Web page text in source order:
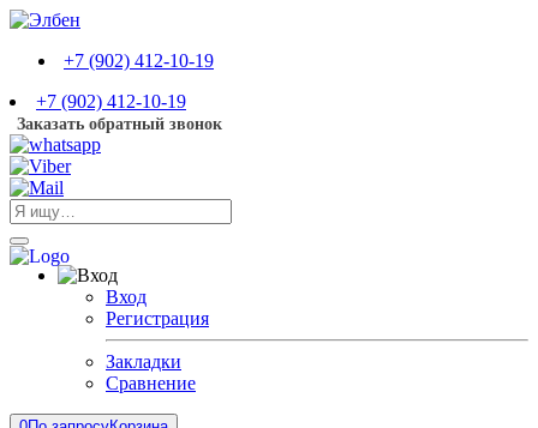
+7 (902) 412-10-19
+7 (902) 412-10-19
Заказать обратный звонок
Вход
Регистрация
Закладки
Сравнение